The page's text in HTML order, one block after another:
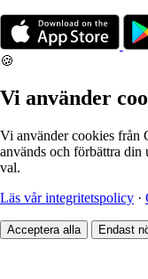
🍪
Vi använder
Vi använder cookies från
används och förbättra din
val.
Läs vår integritetspolicy ·
Acceptera alla Endast